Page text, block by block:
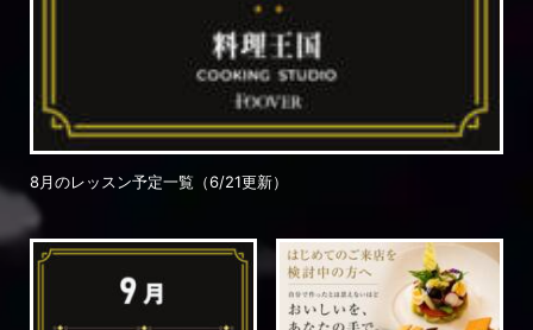
8月のレッスン予定一覧（6/21更新）